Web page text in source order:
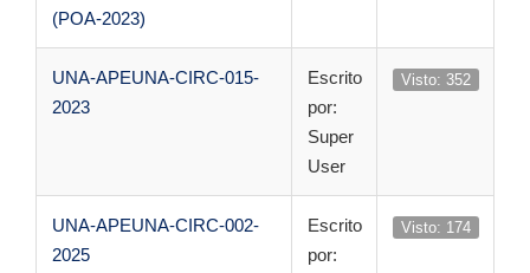
(POA-2023)
UNA-APEUNA-CIRC-015-
2023
Escrito
por:
Super
User
Visto: 352
UNA-APEUNA-CIRC-002-
2025
Escrito
por:
Visto: 174